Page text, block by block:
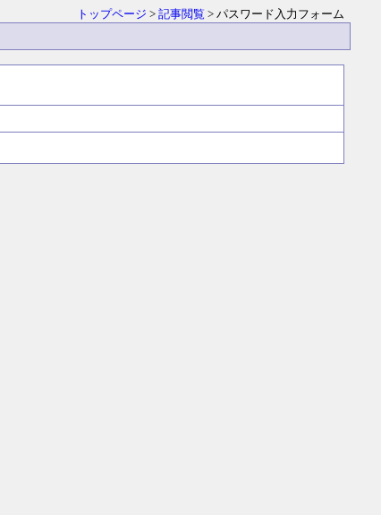
トップページ > 記事閲覧 > パスワード入力フォーム